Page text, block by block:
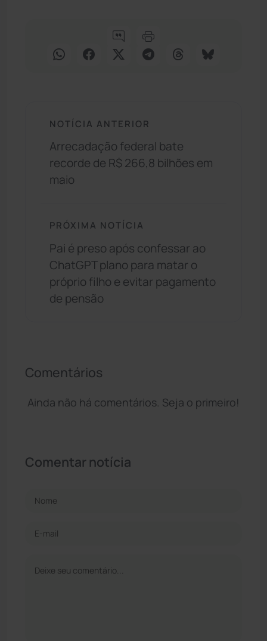
NOTÍCIA ANTERIOR
Arrecadação federal bate
recorde de R$ 266,8 bilhões em
maio
PRÓXIMA NOTÍCIA
Pai é preso após confessar ao
ChatGPT plano para matar o
próprio filho e evitar pagamento
de pensão
Comentários
Ainda não há comentários. Seja o primeiro!
Comentar notícia